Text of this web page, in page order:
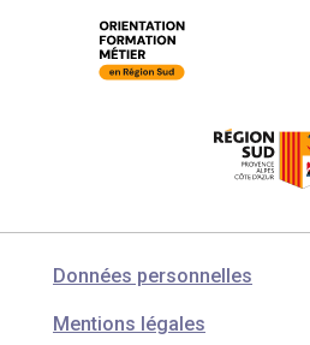
Données personnelles
Mentions légales